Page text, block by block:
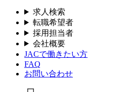
求人検索
転職希望者
採用担当者
会社概要
JACで働きたい方
FAQ
お問い合わせ